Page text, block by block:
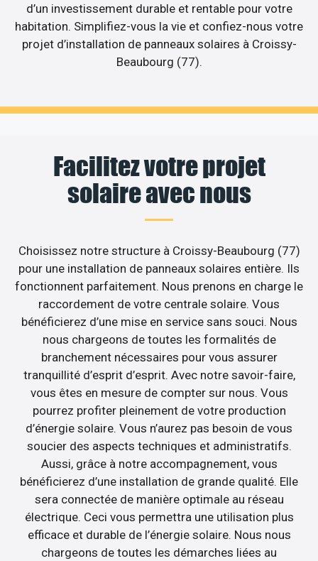
d’un investissement durable et rentable pour votre
habitation. Simplifiez-vous la vie et confiez-nous votre
projet d’installation de panneaux solaires à Croissy-
Beaubourg (77).
Facilitez votre projet
solaire avec nous
Choisissez notre structure à Croissy-Beaubourg (77)
pour une installation de panneaux solaires entière. Ils
fonctionnent parfaitement. Nous prenons en charge le
raccordement de votre centrale solaire. Vous
bénéficierez d’une mise en service sans souci. Nous
nous chargeons de toutes les formalités de
branchement nécessaires pour vous assurer
tranquillité d’esprit d’esprit. Avec notre savoir-faire,
vous êtes en mesure de compter sur nous. Vous
pourrez profiter pleinement de votre production
d’énergie solaire. Vous n’aurez pas besoin de vous
soucier des aspects techniques et administratifs.
Aussi, grâce à notre accompagnement, vous
bénéficierez d’une installation de grande qualité. Elle
sera connectée de manière optimale au réseau
électrique. Ceci vous permettra une utilisation plus
efficace et durable de l’énergie solaire. Nous nous
chargeons de toutes les démarches liées au